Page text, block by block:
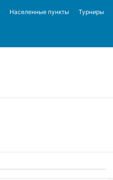
Населенные пункты Турниры